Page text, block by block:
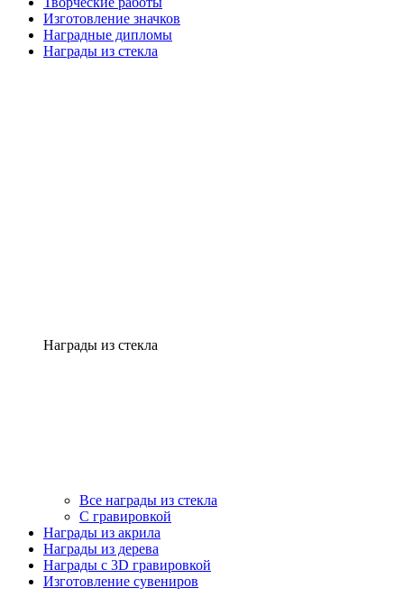
Изготовление значков
Наградные дипломы
Награды из стекла
Награды из стекла
Все награды из стекла
С гравировкой
Награды из акрила
Награды из дерева
Награды с 3D гравировкой
Изготовление сувениров